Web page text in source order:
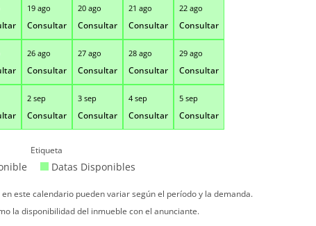
19 ago
Consultar
20 ago
Consultar
21 ago
Consultar
22 ago
Consultar
26 ago
Consultar
27 ago
Consultar
28 ago
Consultar
29 ago
Consultar
2 sep
Consultar
3 sep
Consultar
4 sep
Consultar
5 sep
Consultar
Etiqueta
Datas Disponibles
este calendario pueden variar según el período y la demanda.
la disponibilidad del inmueble con el anunciante.